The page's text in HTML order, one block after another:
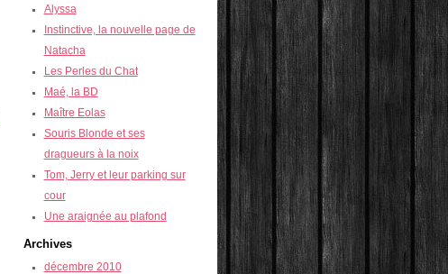
Alyssa
Instinctive, la nouvelle page de
Natacha
Les Perles du Chat
Maé, la BD
Maître Eolas
Souris Blonde et ses
dragueurs à la noix
Tom, Jerry et leur parking sur
cour
Une araignée au plafond
Archives
décembre 2010